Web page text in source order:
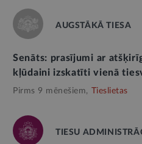
AUGSTĀKĀ TIESA
Senāts: prasījumi ar
kļūdaini izskatīti vienā
Pirms 9 mēnešiem, Tieslietas
TIESU